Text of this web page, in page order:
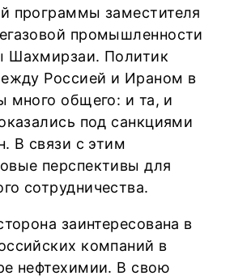
программы заместителя
промышленности
Шахмирзаи. Политик
Россией и Ираном в
много общего: и та, и
под санкциями
В связи с этим
перспективы для
сотрудничества.
заинтересована в
компаний в
нефтехимии. В свою